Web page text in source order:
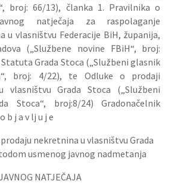
broj: 66/13), članka 1. Pravilnika o
natječaja za raspolaganje
u vlasništvu Federacije BiH, županija,
(„Službene novine FBiH“, broj:
Statuta Grada Stoca („Službeni glasnik
broj: 4/22), te Odluke o prodaji
vlasništvu Grada Stoca („Službeni
Stoca“, broj:8/24) Gradonačelnik
b j a v lj u j e
nekretnina u vlasništvu Grada
usmenog javnog nadmetanja
NATJEČAJA